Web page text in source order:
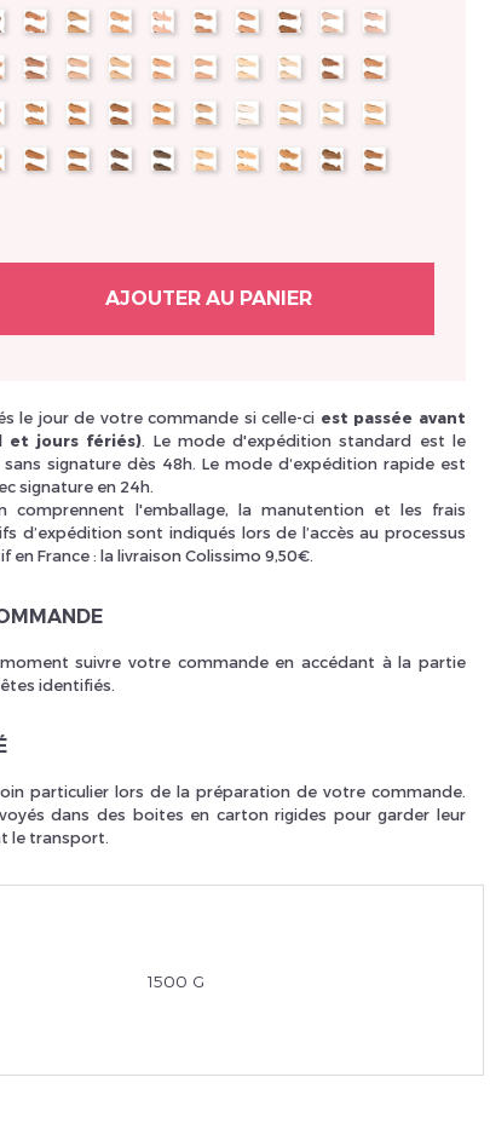
Je suis un
2004A.L. 181 182 184 186 188 189 194
V.4 V.5 TL.1 TL.2 TL.3 1989 JD.1 JD.2 AC1 AFR1
LC2 M2 M3 M7 M10 M11 M15 M118 M120
M173M175 M177 M180 M185 NC25 NC30 NC45 NC50
AJOUTER AU PANIER
le jour de votre commande si celle-ci est passée avant
et jours fériés) . Le mode d'expédition standard est le
sans signature dès 48h. Le mode d‘expédition rapide est
signature en 24h.
comprennent l'emballage, la manutention et les frais
d’expédition sont indiqués lors de l’accès au processus
en France : la livraison Colissimo 9,50€.
suivre votre commande en accédant à la partie
identifiés.
particulier lors de la préparation de votre commande.
dans des boites en carton rigides pour garder leur
le transport.
1500 G